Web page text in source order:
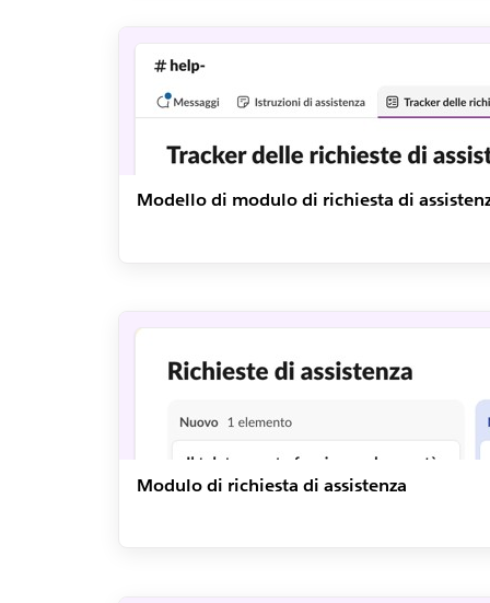
Modello di modulo di richiesta di
Modulo di richiesta di assistenza